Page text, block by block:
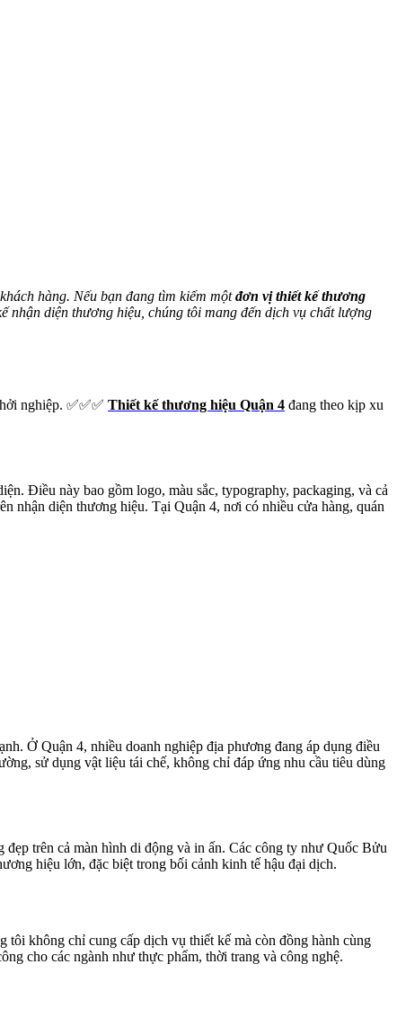
hàng. Nếu bạn đang tìm kiếm mộtđơn vị thiết kế thương
diện thương hiệu, chúng tôi mang đến dịch vụ chất lượng
nghiệp. ✅✅✅ Thiết kế thương hiệu Quận 4 đang theo kịp xu
Điều này bao gồm logo, màu sắc, typography, packaging, và cả
nhận diện thương hiệu. Tại Quận 4, nơi có nhiều cửa hàng, quán
Ở Quận 4, nhiều doanh nghiệp địa phương đang áp dụng điều
sử dụng vật liệu tái chế, không chỉ đáp ứng nhu cầu tiêu dùng
trên cả màn hình di động và in ấn. Các công ty như Quốc Bửu
hiệu lớn, đặc biệt trong bối cảnh kinh tế hậu đại dịch.
không chỉ cung cấp dịch vụ thiết kế mà còn đồng hành cùng
cho các ngành như thực phẩm, thời trang và công nghệ.